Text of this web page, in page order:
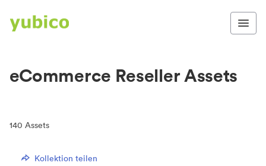
eCommerce Reseller Assets
140 Assets
Kollektion teilen